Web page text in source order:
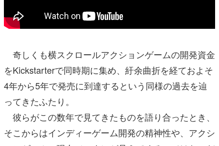
奇しくも横スクロールアクションゲームの開発資金
をKickstarterで同時期に集め、紆余曲折を経ておよそ
4年から5年で発売に到達するという同様の過去を辿
ってきたふたり。
彼らがこの数年で見てきたものを語り合ったとき、
そこからはインディーゲーム開発の精神性や、アクシ